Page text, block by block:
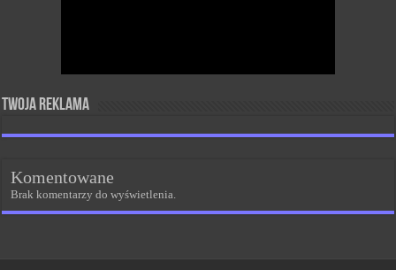
Twoja reklama
Komentowane
Brak komentarzy do wyświetlenia.